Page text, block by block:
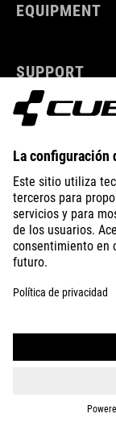
EQUIPMENT
SUPPORT
ABOUT US
EXPLORE